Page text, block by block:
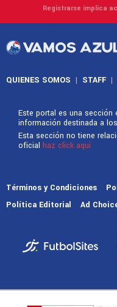
Registrarse implica
QUIENES SOMOS | STAFF |
Este portal es una sección
información destinada a
Esta sección no tiene
oficial haz click aquí
Términos y Condiciones
Política Editorial
Ad